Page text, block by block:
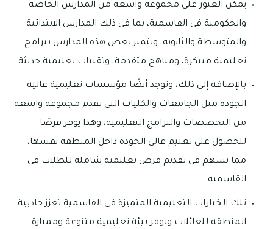
يمكن العثور على مجموعة واسعة من المدارس الخاصة
والحكومية في القاسمية، بما في ذلك المدارس الابتدائية
والمتوسطة والثانوية، وتتميز بعض هذه المدارس ببرامج
تعليمية مبتكرة، ومناهج متقدمة، وتقنيات تعليمية حديثة.
بالإضافة إلى ذلك، وتوجد أيضًا مؤسسات تعليمية عالية
الجودة مثل الجامعات والكليات التي تقدم مجموعة واسعة
من التخصصات والبرامج التعليمية، وهذا يوفر فرصًا
للحصول على تعليم عالي الجودة داخل المنطقة نفسها،
مما يسهم في تقديم فرص تعليمية شاملة للطلاب في
القاسمية.
تلك الخيارات التعليمية المتميزة في القاسمية تعزز جاذبية
المنطقة للعائلات وتوفر بيئة تعليمية متنوعة وممتازة